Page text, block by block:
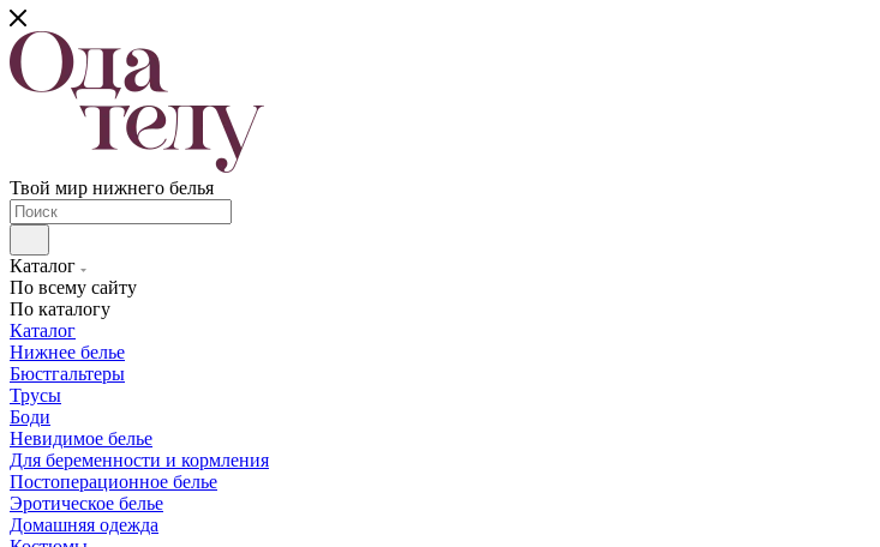
Твой мир нижнего белья
Каталог
По всему сайту
По каталогу
Каталог
Нижнее белье
Бюстгальтеры
Трусы
Боди
Невидимое белье
Для беременности и кормления
Постоперационное белье
Эротическое белье
Домашняя одежда